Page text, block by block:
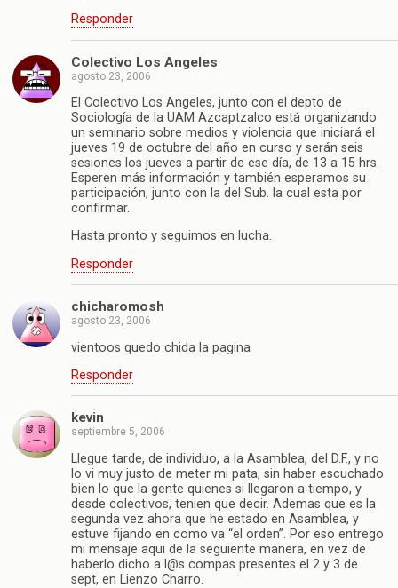
Responder
Colectivo Los Angeles
agosto 23, 2006
El Colectivo Los Angeles, junto con el depto de
Sociología de la UAM Azcaptzalco está organizando
un seminario sobre medios y violencia que iniciará el
jueves 19 de octubre del año en curso y serán seis
sesiones los jueves a partir de ese día, de 13 a 15 hrs.
Esperen más información y también esperamos su
participación, junto con la del Sub. la cual esta por
confirmar.
Hasta pronto y seguimos en lucha.
Responder
chicharomosh
agosto 23, 2006
vientoos quedo chida la pagina
Responder
kevin
septiembre 5, 2006
Llegue tarde, de individuo, a la Asamblea, del D.F., y no
lo vi muy justo de meter mi pata, sin haber escuchado
bien lo que la gente quienes si llegaron a tiempo, y
desde colectivos, tenien que decir. Ademas que es la
segunda vez ahora que he estado en Asamblea, y
estuve fijando en como va “el orden”. Por eso entrego
mi mensaje aqui de la seguiente manera, en vez de
haberlo dicho a l@s compas presentes el 2 y 3 de
sept, en Lienzo Charro.